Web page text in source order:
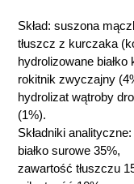
Skład: suszona
tłuszcz z kurczaka
hydrolizowane
rokitnik zwyczajny
hydrolizat wątroby
(1%).
Składniki analityczne:
białko surowe 35%,
zawartość tłuszczu